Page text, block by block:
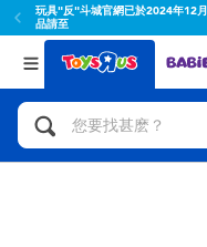
玩具"反"斗城官網已於2024年12
品請至
返回
分類目錄
人氣英雄,角色扮
返回
品牌
Toy Story玩具總